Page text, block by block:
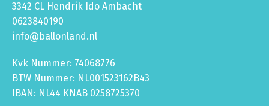
3342 CL Hendrik Ido Ambacht
0623840190
info@ballonland.nl
Kvk Nummer: 74068776
BTW Nummer: NL001523162B43
IBAN: NL44 KNAB 0258725370